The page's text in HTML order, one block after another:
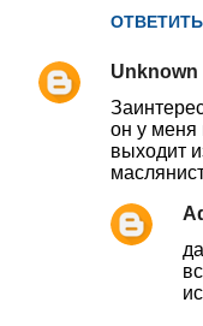
ОТВЕТИТЬ
Unknown
он у меня
выходит